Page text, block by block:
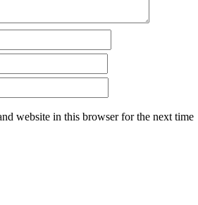
website in this browser for the next time